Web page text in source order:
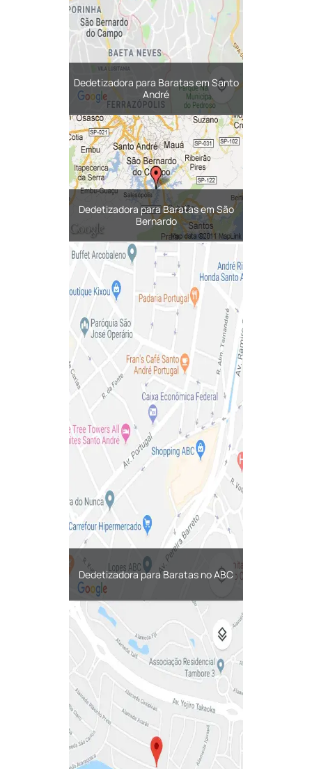
Dedetizadora para Baratas em Santo
André
Dedetizadora para Baratas em São
Bernardo
Dedetizadora para Baratas no ABC